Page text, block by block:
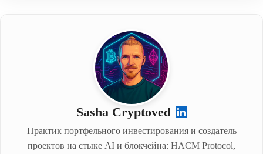
Sasha Cryptoved
Практик портфельного инвестирования и создатель
проектов на стыке AI и блокчейна: HACM Protocol,